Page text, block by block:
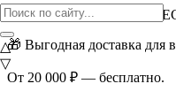
ВНИМАНИЕ АКЦИЯ!
🎁 Выгодная доставка для
От 20 000 ₽ — бесплатно.
△
▽